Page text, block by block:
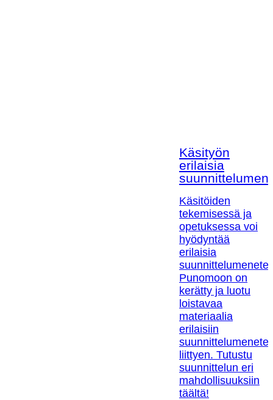
Käsityön
erilaisia
Käsitöiden
tekemisessä ja
opetuksessa voi
hyödyntää
erilaisia
Punomoon on
kerätty ja luotu
loistavaa
materiaalia
erilaisiin
liittyen. Tutustu
suunnittelun eri
mahdollisuuksiin
täältä!